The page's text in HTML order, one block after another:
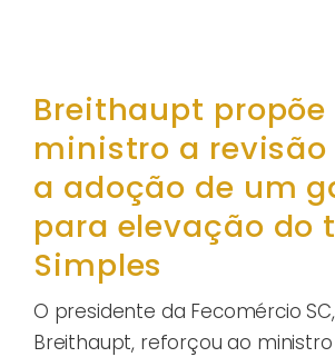
Breithaupt propõe
ministro a revisão
a adoção de um
para elevação do
Simples
O presidente da Fecomércio
Breithaupt, reforçou ao